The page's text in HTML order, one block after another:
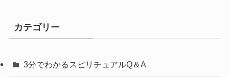
カテゴリー
3分でわかるスピリチュアルQ＆A